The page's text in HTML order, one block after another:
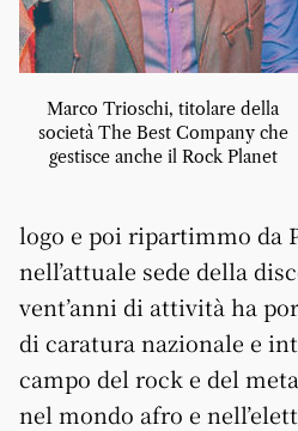
Marco Trioschi, titolare della
società The Best Company che
gestisce anche il Rock Planet
logo e poi ripartimmo da
nell’attuale sede della
vent’anni di attività ha
di caratura nazionale e
campo del rock e del
nel mondo afro e